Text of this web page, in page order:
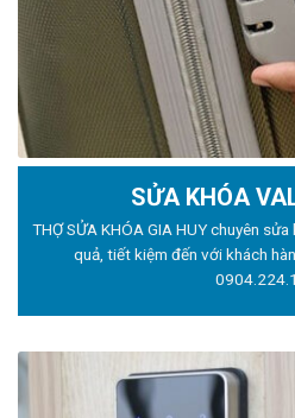
SỬA KHÓA
THỢ SỬA KHÓA GIA HUY chuyên
quả, tiết kiệm đến với khách